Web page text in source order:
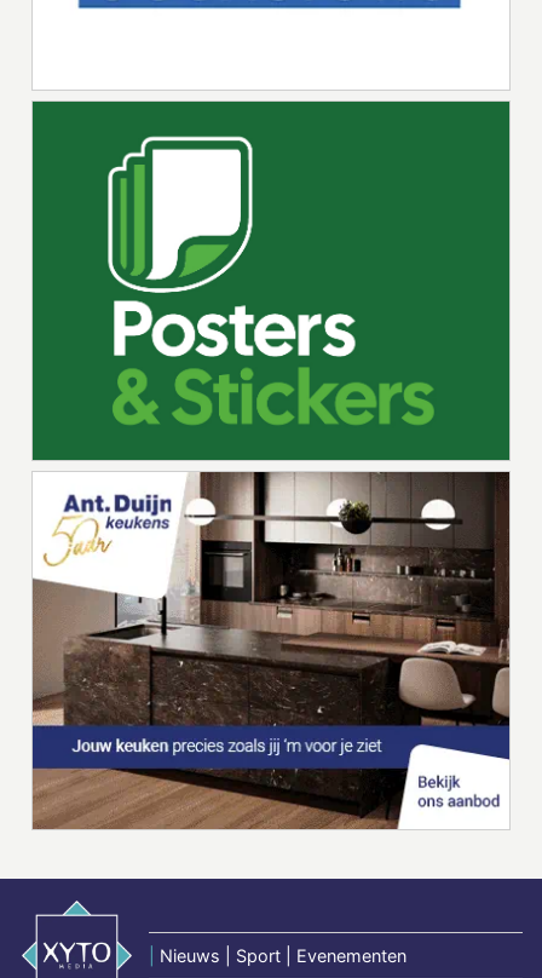
Nieuws | Sport | Evenementen